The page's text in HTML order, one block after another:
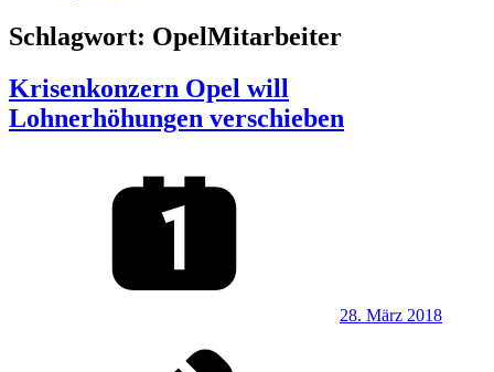
Schlagwort: OpelMitarbeiter
Krisenkonzern Opel will
Lohnerhöhungen verschieben
28. März 2018